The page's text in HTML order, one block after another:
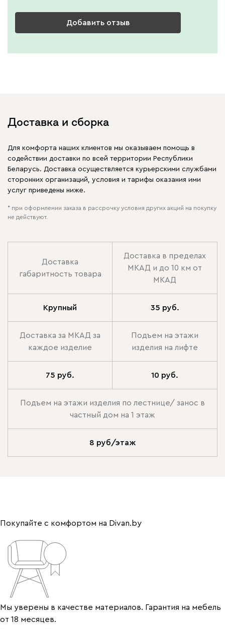
Добавить отзыв
Доставка и сборка
Для комфорта наших клиентов мы оказываем помощь в
содействии доставки по всей территории Республики
Беларусь. Доставка осуществляется курьерскими службами
сторонних организаций, условия и тарифы оказания ими
услуг приведены ниже.
* при оформлении заказа в рассрочку условия других акций на покупку
не действуют.
Доставка
габаритность товара
Доставка в пределах
МКАД и до 10 км от
МКАД
Крупный 35 руб.
Доставка за МКАД за
каждое изделие
Подъем на этажи
изделия на лифте
75 руб. 10 руб.
Подъем на этажи изделия по лестнице/ занос в
частный дом на 1 этаж
8 руб/этаж
Покупайте с комфортом на Divan.by
Мы уверены в качестве материалов. Гарантия на мебель
от 18 месяцев.